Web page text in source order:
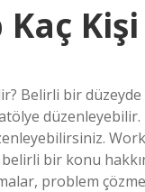
Kişi
Belirli bir
düzenleyebilir.
belirli bir konu
problem